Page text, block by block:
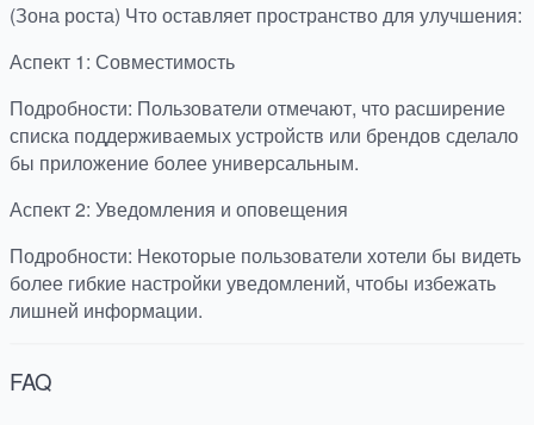
(Зона роста) Что оставляет пространство для улучшения:
Аспект 1: Совместимость
Подробности: Пользователи отмечают, что расширение
списка поддерживаемых устройств или брендов сделало
бы приложение более универсальным.
Аспект 2: Уведомления и оповещения
Подробности: Некоторые пользователи хотели бы видеть
более гибкие настройки уведомлений, чтобы избежать
лишней информации.
FAQ